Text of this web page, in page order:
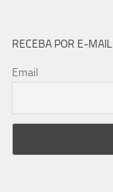
RECEBA POR E-MAIL
Email